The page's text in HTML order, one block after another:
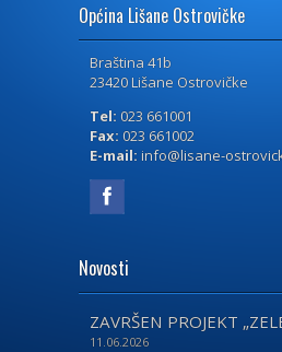
Općina Lišane Ostrovičke
Braština 41b
23420 Lišane Ostrovičke
Tel: 023 661001
Fax: 023 661002
E-mail: info@lisane-
Novosti
ZAVRŠEN PROJEKT
11.06.2026